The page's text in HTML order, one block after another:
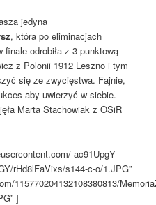
jedyna
, która po eliminacjach
odrobiła z 3 punktową
z Polonii 1912 Leszno i tym
się ze zwycięstwa. Fajnie,
aby uwierzyć w siebie.
Marta Stachowiak z OSiR
ac91UpgY-
rHd8lFaVixs/s144-c-o/1.JPG”
115770204132108380813/
]